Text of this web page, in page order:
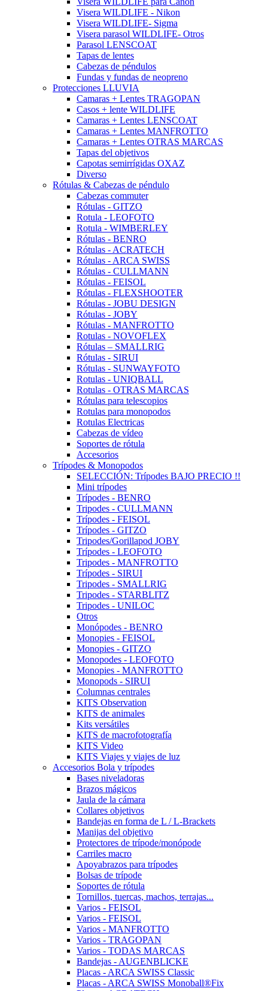
Visera WILDLIFE - Nikon
Visera WILDLIFE- Sigma
Visera parasol WILDLIFE- Otros
Parasol LENSCOAT
Tapas de lentes
Cabezas de péndulos
Fundas y fundas de neopreno
Protecciones LLUVIA
Camaras + Lentes TRAGOPAN
Casos + lente WILDLIFE
Camaras + Lentes LENSCOAT
Camaras + Lentes MANFROTTO
Camaras + Lentes OTRAS MARCAS
Tapas del objetivos
Capotas semirrígidas OXAZ
Diverso
Rótulas & Cabezas de péndulo
Cabezas commuter
Rótulas - GITZO
Rotula - LEOFOTO
Rotula - WIMBERLEY
Rótulas - BENRO
Rótulas - ACRATECH
Rótulas - ARCA SWISS
Rótulas - CULLMANN
Rótulas - FEISOL
Rótulas - FLEXSHOOTER
Rótulas - JOBU DESIGN
Rótulas - JOBY
Rótulas - MANFROTTO
Rotulas - NOVOFLEX
Rótulas – SMALLRIG
Rótulas - SIRUI
Rótulas - SUNWAYFOTO
Rotulas - UNIQBALL
Rotulas - OTRAS MARCAS
Rótulas para telescopios
Rotulas para monopodos
Rotulas Electricas
Cabezas de vídeo
Soportes de rótula
Accesorios
Trípodes & Monopodos
SELECCIÓN: Trípodes BAJO PRECIO !!
Mini trípodes
Trípodes - BENRO
Tripodes - CULLMANN
Trípodes - FEISOL
Trípodes - GITZO
Tripodes/Gorillapod JOBY
Trípodes - LEOFOTO
Tripodes - MANFROTTO
Trípodes - SIRUI
Tripodes - SMALLRIG
Tripodes - STARBLITZ
Tripodes - UNILOC
Otros
Monópodes - BENRO
Monopies - FEISOL
Monopies - GITZO
Monopodes - LEOFOTO
Monopies - MANFROTTO
Monopods - SIRUI
Columnas centrales
KITS Observation
KITS de animales
Kits versátiles
KITS de macrofotografía
KITS Video
KITS Viajes y viajes de luz
Accesorios Bola y trípodes
Bases niveladoras
Brazos mágicos
Jaula de la cámara
Collares objetivos
Bandejas en forma de L / L-Brackets
Manijas del objetivo
Protectores de trípode/monópode
Carriles macro
Apoyabrazos para trípodes
Bolsas de trípode
Soportes de rótula
Tornillos, tuercas, machos, terrajas...
Varios - FEISOL
Varios - FEISOL
Varios - MANFROTTO
Varios - TRAGOPAN
Varios - TODAS MARCAS
Bandejas - AUGENBLICKE
Placas - ARCA SWISS Classic
Placas - ARCA SWISS Monoball®Fix